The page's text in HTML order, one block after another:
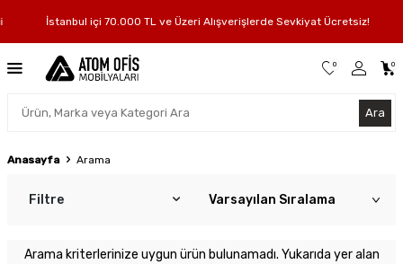
İstanbul içi 70.000 TL ve Üzeri Alışverişlerde Sevkiyat Ücretsiz!
Ara
0 0
Anasayfa Arama
Filtre
Arama kriterlerinize uygun ürün bulunamadı. Yukarıda yer alan